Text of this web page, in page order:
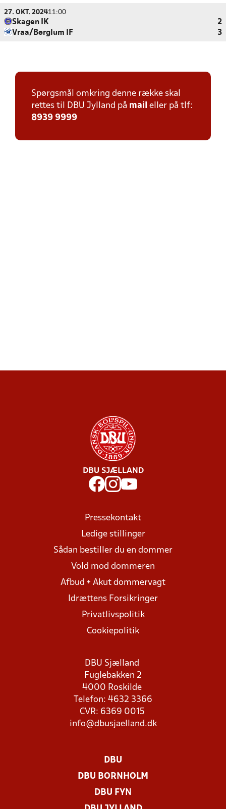
27. OKT. 202411:00
Skagen IK
2
Vraa/Børglum IF
3
Spørgsmål omkring denne række skal
rettes til DBU Jylland på mail eller på tlf:
8939 9999
DBU SJÆLLAND
Pressekontakt
Ledige stillinger
Sådan bestiller du en dommer
Vold mod dommeren
Afbud + Akut dommervagt
Idrættens Forsikringer
Privatlivspolitik
Cookiepolitik
DBU Sjælland
Fuglebakken 2
4000 Roskilde
Telefon: 4632 3366
CVR: 6369 0015
info@dbusjaelland.dk
DBU
DBU BORNHOLM
DBU FYN